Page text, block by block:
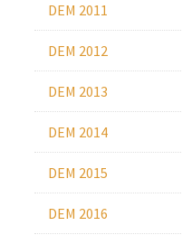
DEM 2011
DEM 2012
DEM 2013
DEM 2014
DEM 2015
DEM 2016